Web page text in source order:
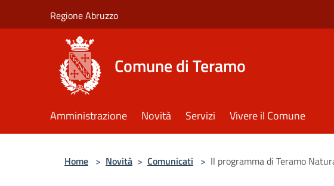
Regione Abruzzo
Comune di Teramo
Amministrazione Novità Servizi Vivere il Comune
Home > Novità > Comunicati > Il programma di Teramo